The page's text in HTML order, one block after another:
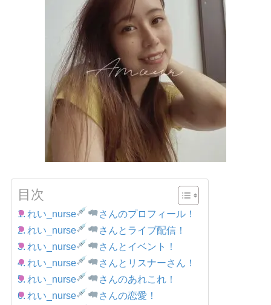
目次
れい_nurse
さんのプロフィール！
れい_nurse
さんとライブ配信！
れい_nurse
さんとイベント！
れい_nurse
さんとリスナーさん！
れい_nurse
さんのあれこれ！
れい_nurse
さんの恋愛！